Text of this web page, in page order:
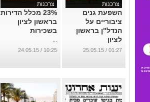
צרכנות
השפעת גנים
ציבוריים על
הנדל"ן בראשון
לציון
...
01:27 / 25.05.15
צרכנות
23% מכלל הדירות
בראשון לציון
בשכירות
...
10:25 / 24.05.15